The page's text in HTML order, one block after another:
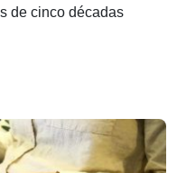
de cinco décadas